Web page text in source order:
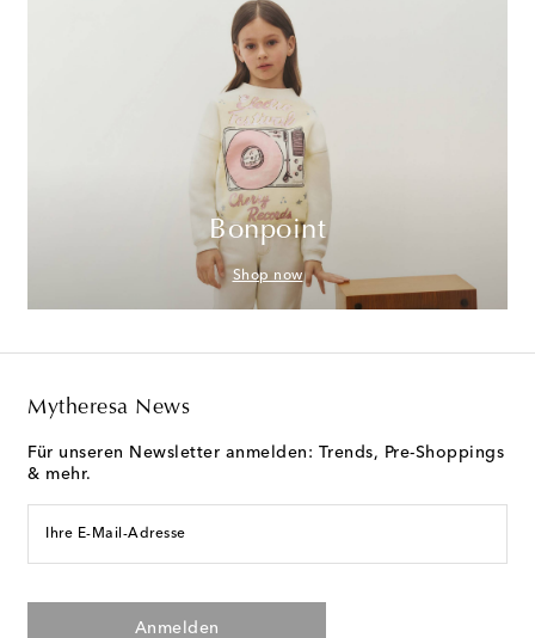
Bonpoint
Shop now
Mytheresa News
Für unseren Newsletter anmelden: Trends, Pre-Shoppings
& mehr.
Ihre E-Mail-Adresse
Anmelden